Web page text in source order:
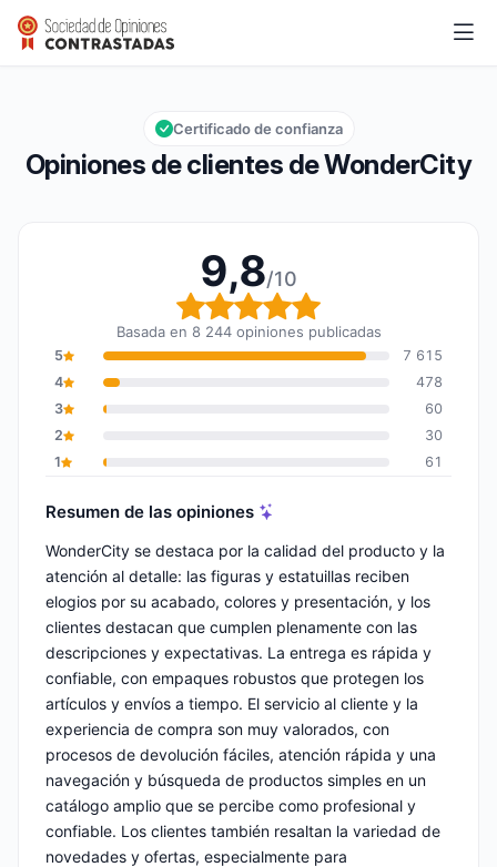
WonderCity
Calificación global: 9,8 de 10
9,8/10
Opiniones de clientes de WonderCity
Certificado de confianza
9,8/10
Calificación global: 9,8
Basada en 8 244 opiniones publicadas
5
7 615
4
478
3
60
2
30
1
61
Resumen de las opiniones
WonderCity se destaca por la calidad del producto y la
atención al detalle: las figuras y estatuillas reciben
elogios por su acabado, colores y presentación, y los
clientes destacan que cumplen plenamente con las
descripciones y expectativas. La entrega es rápida y
confiable, con empaques robustos que protegen los
artículos y envíos a tiempo. El servicio al cliente y la
experiencia de compra son muy valorados, con
procesos de devolución fáciles, atención rápida y una
navegación y búsqueda de productos simples en un
catálogo amplio que se percibe como profesional y
confiable. Los clientes también resaltan la variedad de
novedades y ofertas, especialmente para